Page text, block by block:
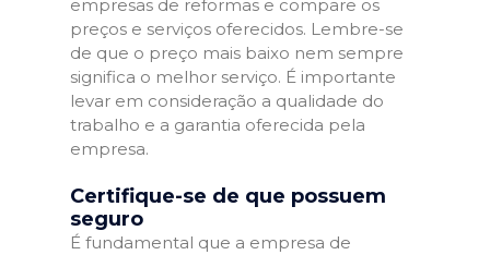
empresas de reformas e compare os
preços e serviços oferecidos. Lembre-se
de que o preço mais baixo nem sempre
significa o melhor serviço. É importante
levar em consideração a qualidade do
trabalho e a garantia oferecida pela
empresa.
Certifique-se de que possuem
seguro
É fundamental que a empresa de